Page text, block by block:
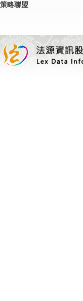
策略聯盟